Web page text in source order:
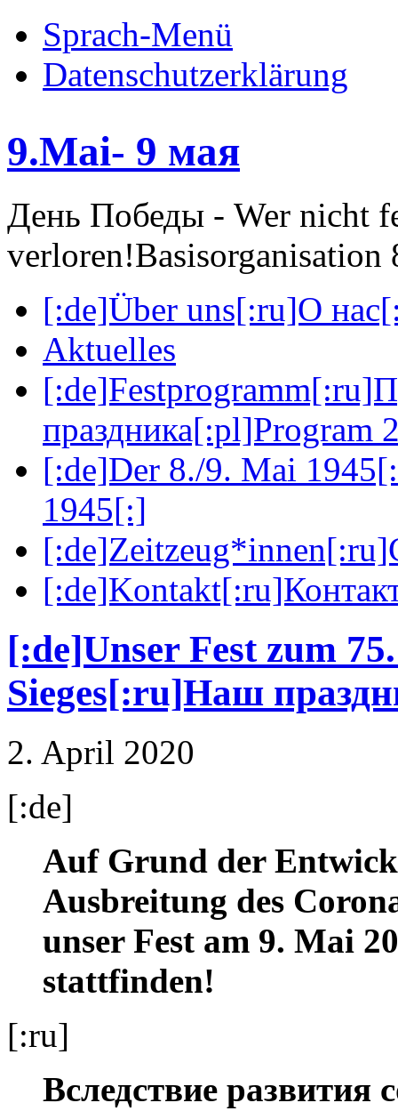
Sprach-Menü
Datenschutzerklärung
9.Mai- 9 мая
День Победы - Wer nicht
verloren!
[:de]Über uns[:ru]О
Aktuelles
праздника[:pl]Program
[:de]Der 8./9. Mai
1945[:]
[:de]Unser Fest zum
Sieges[:ru]Наш
2. April 2020
[:de]
Auf Grund der
Ausbreitung des
unser Fest am 9. Mai
stattfinden!
[:ru]
Вследствие развития